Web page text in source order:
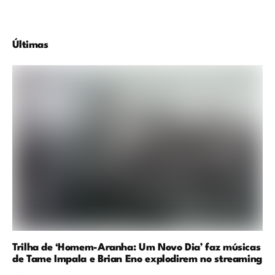
Últimas
Trilha de ‘Homem-Aranha: Um Novo Dia’ faz músicas
de Tame Impala e Brian Eno explodirem no streaming